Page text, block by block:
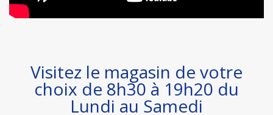
Visitez le magasin de votre
choix de 8h30 à 19h20 du
Lundi au Samedi